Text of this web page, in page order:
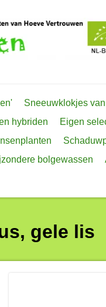
Sneeuwklokjes
hybriden
Eigen
bolgewassen
gele lis